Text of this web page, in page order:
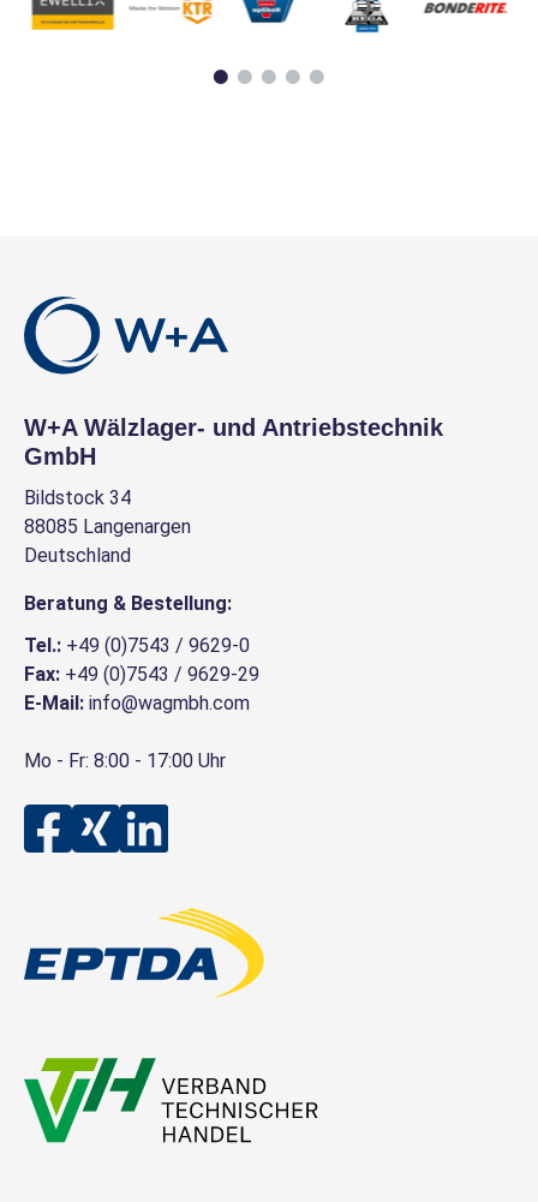
W+A Wälzlager- und Antriebstechnik
GmbH
Bildstock 34
88085 Langenargen
Deutschland
Beratung & Bestellung:
Tel.: +49 (0)7543 / 9629-0
Fax: +49 (0)7543 / 9629-29
E-Mail: info@wagmbh.com
Mo - Fr: 8:00 - 17:00 Uhr